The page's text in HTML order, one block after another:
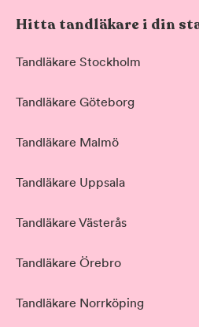
Hitta tandläkare i din
Tandläkare Stockholm
Tandläkare Göteborg
Tandläkare Malmö
Tandläkare Uppsala
Tandläkare Västerås
Tandläkare Örebro
Tandläkare Norrköping